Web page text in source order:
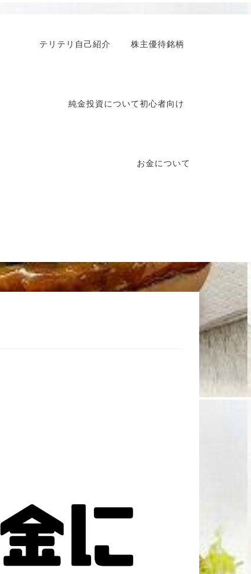
テリテリ自己紹介 株主優待銘柄
純金投資について初心者向け
お金について